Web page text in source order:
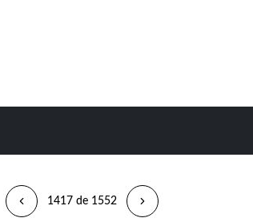
1417 de 1552